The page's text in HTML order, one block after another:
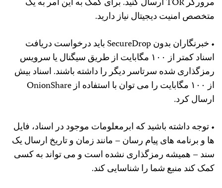
متخصص امنیت دیجیتال نیاز دارید.
• خبرنگاران بدون SecureDrop باید درخواست دریافت
اسناد کمتر از ۱۰۰ مگابایت از طریق سیگنال یا سرویس
رمزگذاری شده سرتاسر دیگر را داشته باشند. اسناد بیش
از ۱۰۰ مگابایت را می توان با استفاده از OnionShare
ارسال کرد.
• توجه داشته باشید که ابرمعلومات موجود در اسناد، فایل
ها و برنامه های پیام رسان – مانند زمان و تاریخ ارسال یک
سند – همیشه رمزگذاری نشده است و می تواند به کسی
کمک کند منبع شما را شناسایی کند.